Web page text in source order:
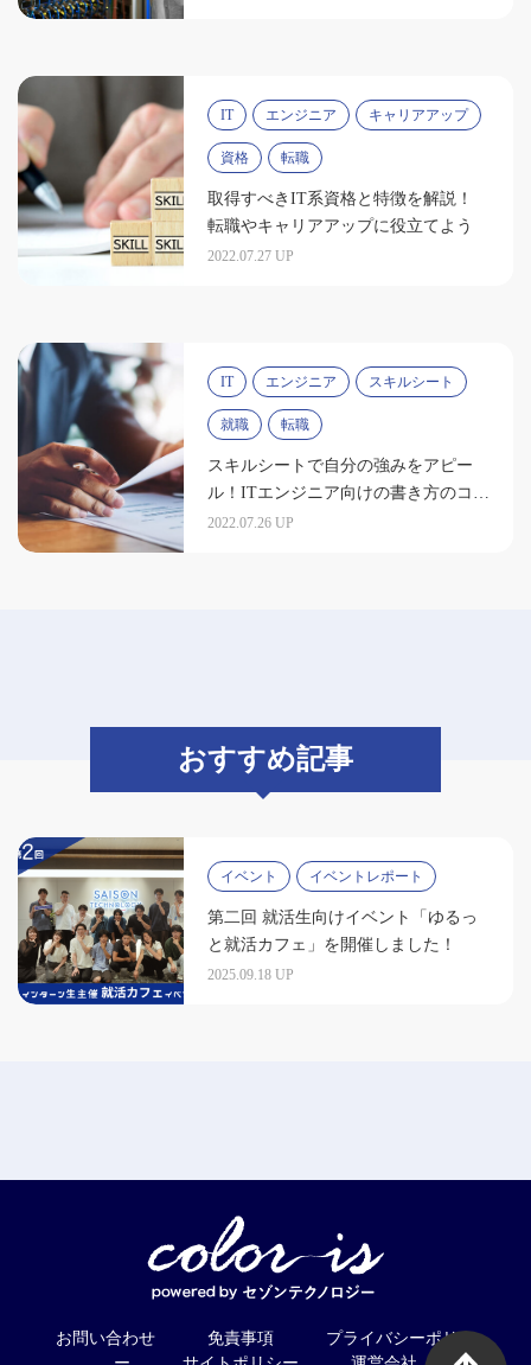
IT エンジニア キャリアアップ
資格 転職
取得すべきIT系資格と特徴を解説！
転職やキャリアアップに役立てよう
2022.07.27 UP
IT エンジニア スキルシート
就職 転職
スキルシートで自分の強みをアピー
ル！ITエンジニア向けの書き方のコツ
を紹介
2022.07.26 UP
おすすめ記事
イベント イベントレポート
第二回 就活生向けイベント「ゆるっ
と就活カフェ」を開催しました！
2025.09.18 UP
お問い合わせ 免責事項
プライバシーポリシ